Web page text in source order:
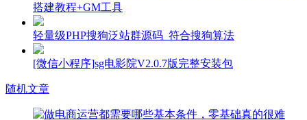
搭建教程+GM工具
轻量级PHP搜狗泛站群源码_符合搜狗算法
[微信小程序]sg电影院V2.0.7版完整安装包
随机文章